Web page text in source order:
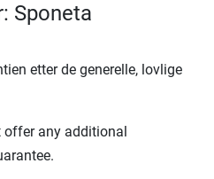
Sponeta
etter de generelle, lovlige
any additional